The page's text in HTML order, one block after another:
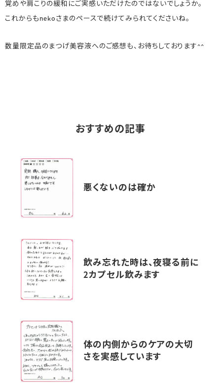
覚めや肩こりの緩和にご実感いただけたのではないでしょうか。
これからもnekoさまのペースで続けてみられてくださいね。
数量限定品のまつげ美容液へのご感想も、お待ちしております^^
おすすめの記事
悪くないのは確か
飲み忘れた時は、夜寝る前に
2カプセル飲みます
体の内側からのケアの大切
さを実感しています